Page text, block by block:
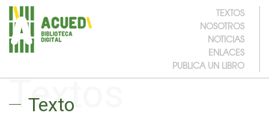
TEXTOS
NOSOTROS
NOTICIAS
ENLACES
PUBLICA UN LIBRO
Textos
Texto